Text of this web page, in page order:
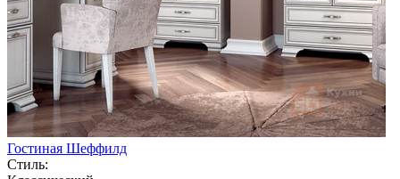
Гостиная Шеффилд
Стиль: